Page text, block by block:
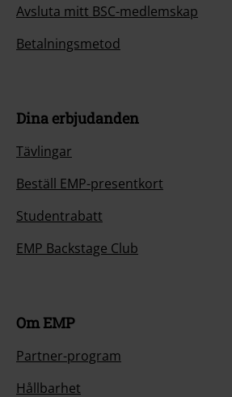
Avsluta mitt BSC-medlemskap
Betalningsmetod
Dina erbjudanden
Tävlingar
Beställ EMP-presentkort
Studentrabatt
EMP Backstage Club
Om EMP
Partner-program
Hållbarhet